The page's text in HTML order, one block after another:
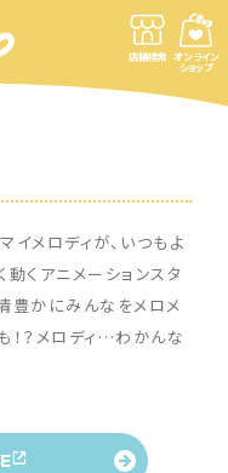
店舗検索 オンライン
ショップ
イメロディが、いつもよ
動くアニメーションスタ
豊かにみんなをメロメ
！？メロディ…わかんな